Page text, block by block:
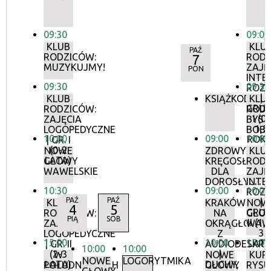
09:30
KLUB
RODZICÓW:
MUZYKUJMY!
09:30
KLUB
RODZICÓW:
ZAJĘCIA
LOGOPEDYCZNE
| GR. I
(0-2
LATA)
10:00
NOWE
GŁOWY
WAWELSKIE
10:30
KLUB
RODZICÓW:
ZAJĘCIA
LOGOPEDYCZNE
| GR. II
(2-3
LATA)
15:00
W
POŁUDNIOWYCH
PAŹ
4
PIĄ
10:00
NOWE
PAŹ
5
SOB
10:00
LOGORYTMIKA
PAŹ
7
PON
09:00
ZDROWY
KRĘGOSŁUP
DLA
DOROSŁYCH
09:00
KRAKÓW
NA
OKRĄGŁO
Z
|
DUCHY,
10:00
NOWE
GŁOWY
09:00
|
I (0-
1,5
09:30
10:00
|
II
3
10:00
13:00